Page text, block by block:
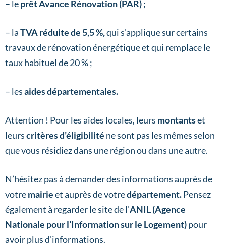
– leprêt Avance Rénovation (PAR) ;
– laTVA réduite de 5,5 %,qui s’applique sur certains
travaux de rénovation énergétique et qui remplace le
taux habituel de 20 % ;
– lesaides départementales.
Attention ! Pour les aides locales, leurs montantset
leurscritères d’éligibilité ne sont pas les mêmes selon
que vous résidiez dans une région ou dans une autre.
N’hésitez pas à demander des informations auprès de
votremairieet auprès de votredépartement.Pensez
également à regarder le site de l’ANIL (Agence
Nationale pour l’Information sur le Logement)pour
avoir plus d’informations.